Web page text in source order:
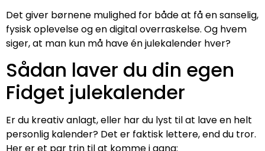
Det giver børnene mulighed for både at få en sanselig,
fysisk oplevelse og en digital overraskelse. Og hvem
siger, at man kun må have én julekalender hver?
Sådan laver du din egen
Fidget julekalender
Er du kreativ anlagt, eller har du lyst til at lave en helt
personlig kalender? Det er faktisk lettere, end du tror.